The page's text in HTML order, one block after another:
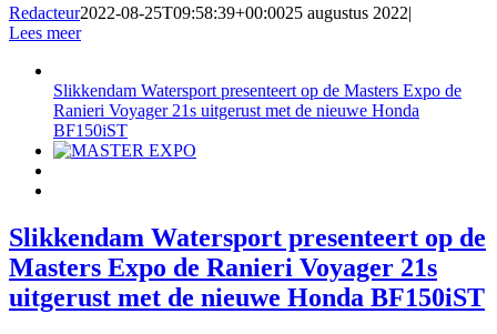
Redacteur2022-08-25T09:58:39+00:0025 augustus 2022|
Lees meer
Slikkendam Watersport presenteert op de Masters Expo de
Ranieri Voyager 21s uitgerust met de nieuwe Honda
BF150iST
Slikkendam Watersport presenteert op de
Masters Expo de Ranieri Voyager 21s
uitgerust met de nieuwe Honda BF150iST